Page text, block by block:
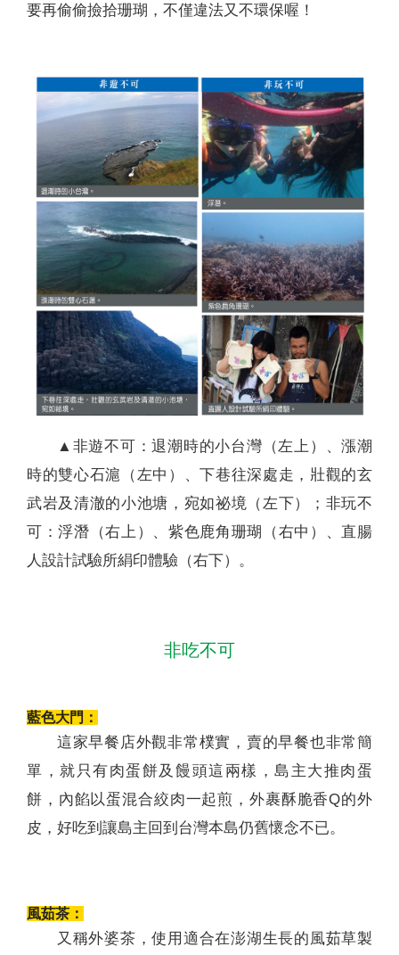
要再偷偷撿拾珊瑚，不僅違法又不環保喔！
▲非遊不可：退潮時的小台灣（左上）、漲潮
時的雙心石滬（左中）、下巷往深處走，壯觀的玄
武岩及清澈的小池塘，宛如祕境（左下）；非玩不
可：浮潛（右上）、紫色鹿角珊瑚（右中）、直腸
人設計試驗所絹印體驗（右下）。
非吃不可
藍色大門：
這家早餐店外觀非常樸實，賣的早餐也非常簡
單，就只有肉蛋餅及饅頭這兩樣，島主大推肉蛋
餅，內餡以蛋混合絞肉一起煎，外裹酥脆香Q的外
皮，好吃到讓島主回到台灣本島仍舊懷念不已。
風茹茶：
又稱外婆茶，使用適合在澎湖生長的風茹草製